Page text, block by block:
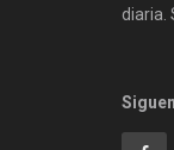
diaria.